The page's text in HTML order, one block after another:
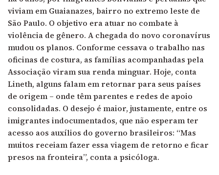
viviam em Guaianazes, bairro no extremo leste de
São Paulo. O objetivo era atuar no combate à
violência de gênero. A chegada do novo coronavírus
mudou os planos. Conforme cessava o trabalho nas
oficinas de costura, as famílias acompanhadas pela
Associação viram sua renda minguar. Hoje, conta
Lineth, alguns falam em retornar para seus países
de origem – onde têm parentes e redes de apoio
consolidadas. O desejo é maior, justamente, entre os
imigrantes indocumentados, que não esperam ter
acesso aos auxílios do governo brasileiros: “Mas
muitos receiam fazer essa viagem de retorno e ficar
presos na fronteira”, conta a psicóloga.